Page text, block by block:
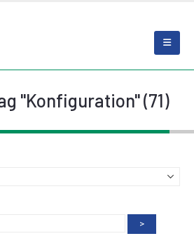
"Konfiguration" (71)
>